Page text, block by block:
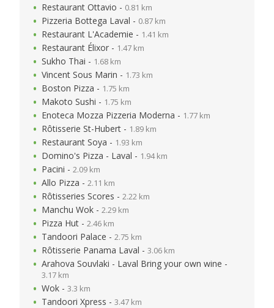
Restaurant Ottavio - 0.81 km
Pizzeria Bottega Laval - 0.87 km
Restaurant L'Academie - 1.41 km
Restaurant Élixor - 1.47 km
Sukho Thai - 1.68 km
Vincent Sous Marin - 1.73 km
Boston Pizza - 1.75 km
Makoto Sushi - 1.75 km
Enoteca Mozza Pizzeria Moderna - 1.77 km
Rôtisserie St-Hubert - 1.89 km
Restaurant Soya - 1.93 km
Domino's Pizza - Laval - 1.94 km
Pacini - 2.09 km
Allo Pizza - 2.11 km
Rôtisseries Scores - 2.22 km
Manchu Wok - 2.29 km
Pizza Hut - 2.46 km
Tandoori Palace - 2.75 km
Rôtisserie Panama Laval - 3.06 km
Arahova Souvlaki - Laval Bring your own wine -
3.17 km
Wok - 3.3 km
Tandoori Xpress - 3.47 km